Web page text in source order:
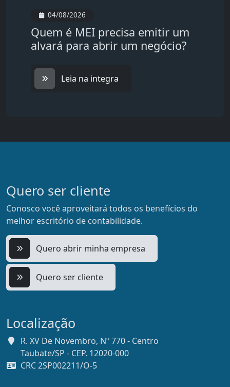
04/08/2026
Quem é MEI precisa emitir um
alvará para abrir um negócio?
Leia na integra
Quero ser cliente
Conosco você aproveitará todos os benefícios do
melhor escritório de contabilidade.
Quero abrir minha empresa
Quero ser cliente
Localização
R. XV De Novembro, Nº 770 - Centro
Taubate/SP - CEP. 12020-000
CRC 2SP002211/O-5